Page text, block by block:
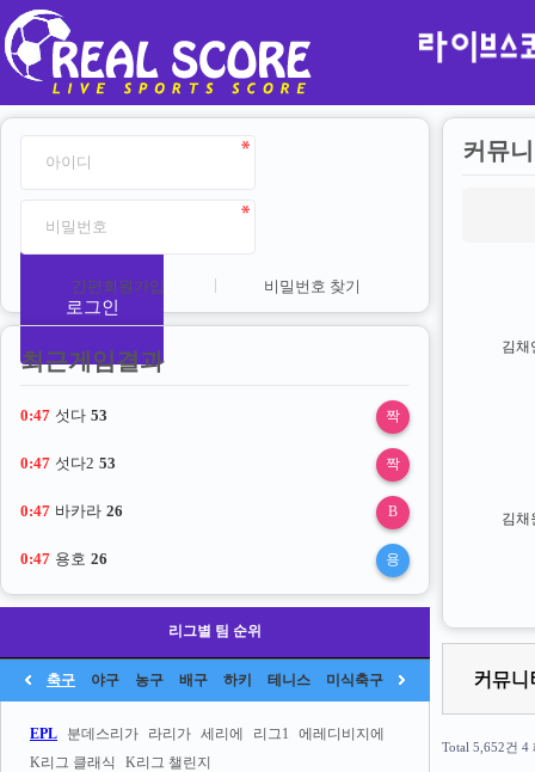
로그인
간편회원가입 비밀번호 찾기
최근게임결과
0:47 섯다 53 짝
0:47 섯다2 53 짝
0:47 바카라 26 B
0:47 용호 26 용
리그별 팀 순위
축구 야구 농구 배구 하키 테니스 미식축구
EPL 분데스리가 라리가 세리에 리그1
에레디비지에
K리그 클래식
K리그 챌린지
커뮤
김채
김채
Total 5,652건 4